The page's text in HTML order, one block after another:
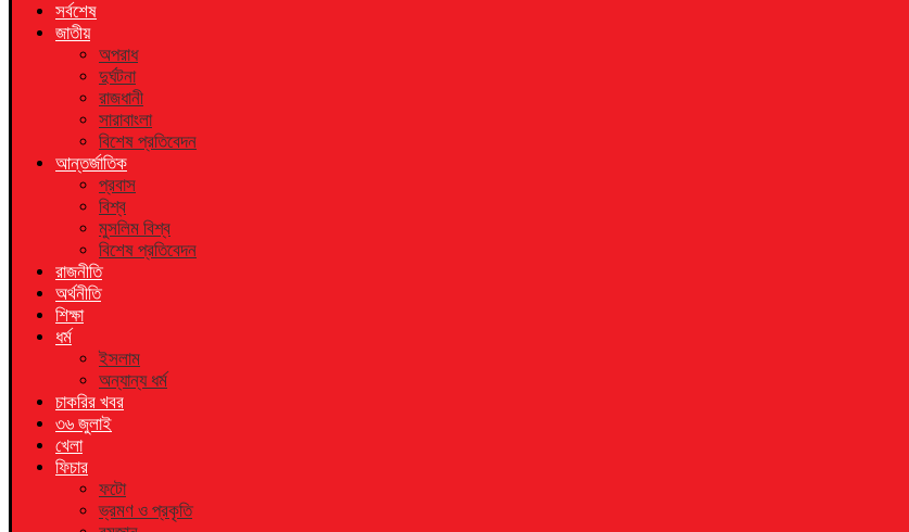
সর্বশেষ
জাতীয়
অপরাধ
দুর্ঘটনা
রাজধানী
সারাবাংলা
বিশেষ প্রতিবেদন
আন্তর্জাতিক
প্রবাস
বিশ্ব
মুসলিম বিশ্ব
বিশেষ প্রতিবেদন
রাজনীতি
অর্থনীতি
শিক্ষা
ধর্ম
ইসলাম
অন্যান্য ধর্ম
চাকরির খবর
৩৬ জুলাই
খেলা
ফিচার
ফটো
ভ্রমণ ও প্রকৃতি